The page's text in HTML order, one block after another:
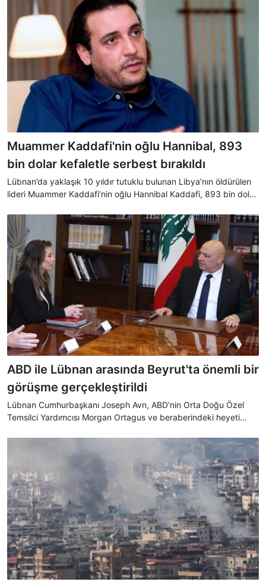
Muammer Kaddafi'nin oğlu Hannibal, 893
bin dolar kefaletle serbest bırakıldı
Lübnan’da yaklaşık 10 yıldır tutuklu bulunan Libya’nın öldürülen
lideri Muammer Kaddafi’nin oğlu Hannibal Kaddafi, 893 bin dolar
ABD ile Lübnan arasında Beyrut'ta önemli bir
görüşme gerçekleştirildi
Lübnan Cumhurbaşkanı Joseph Avn, ABD'nin Orta Doğu Özel
Temsilci Yardımcısı Morgan Ortagus ve beraberindeki heyeti